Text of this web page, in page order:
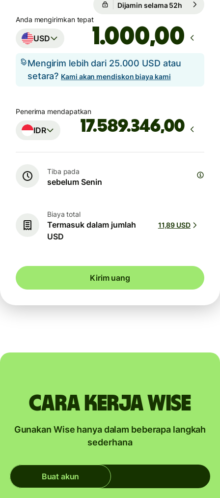
Dijamin selama 52h
Anda mengirimkan tepat
USD ,00
Mengirim lebih dari 25.000 USD atau
setara? Kami akan mendiskon biaya kami
Penerima mendapatkan
IDR ,00
Tiba pada
sebelum Senin
Biaya total
Termasuk dalam jumlah
USD
11,89 USD
Kirim uang
Cara kerja Wise
Gunakan Wise hanya dalam beberapa langkah
sederhana
Buat akun